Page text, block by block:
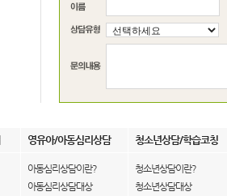
영유아/아동심리상담 청소년상담/학습코칭
아동심리상담이란?
아동심리상담대상
청소년상담이란?
청소년상담대상